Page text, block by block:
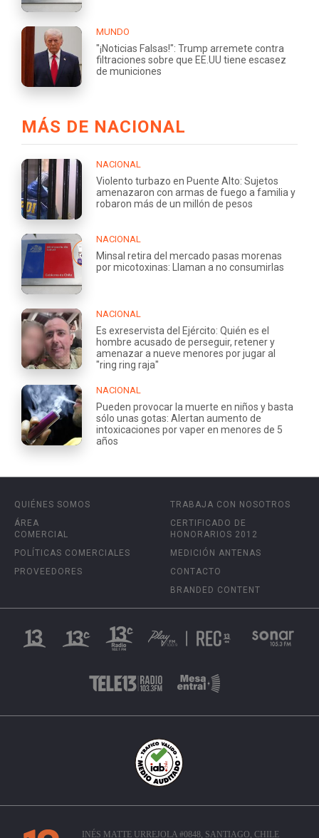
MUNDO
"¡Noticias Falsas!": Trump arremete contra
filtraciones sobre que EE.UU tiene escasez
de municiones
MÁS DE NACIONAL
NACIONAL
Violento turbazo en Puente Alto: Sujetos
amenazaron con armas de fuego a familia y
robaron más de un millón de pesos
NACIONAL
Minsal retira del mercado pasas morenas
por micotoxinas: Llaman a no consumirlas
NACIONAL
Es exreservista del Ejército: Quién es el
hombre acusado de perseguir, retener y
amenazar a nueve menores por jugar al
"ring ring raja"
NACIONAL
Pueden provocar la muerte en niños y basta
sólo unas gotas: Alertan aumento de
intoxicaciones por vaper en menores de 5
años
QUIÉNES SOMOS
ÁREA
COMERCIAL
POLÍTICAS COMERCIALES
PROVEEDORES
TRABAJA CON NOSOTROS
CERTIFICADO DE
HONORARIOS 2012
MEDICIÓN ANTENAS
CONTACTO
BRANDED CONTENT
INÉS MATTE URREJOLA #0848, SANTIAGO, CHILE